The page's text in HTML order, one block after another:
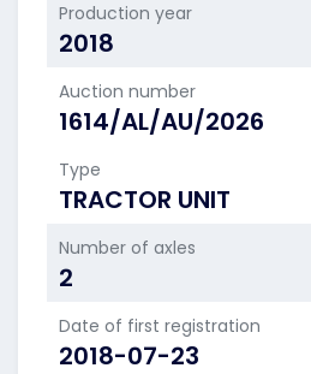
Production year
2018
Auction number
1614/AL/AU/2026
Type
TRACTOR UNIT
Number of axles
2
Date of first registration
2018-07-23